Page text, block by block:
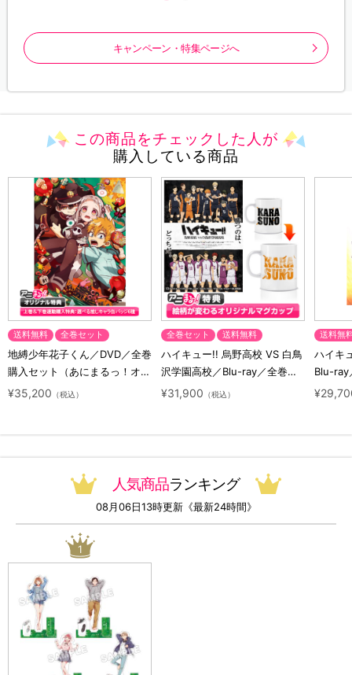
キャンペーン・特集ページへ
この商品をチェックした人が
購入している商品
送料無料 全巻セット
地縛少年花子くん／DVD／全巻
購入セット（あにまるっ！オリ
ジナル特典付き・送料無料）
¥35,200 （税込）
全巻セット 送料無料
ハイキュー!! 烏野高校 VS 白鳥
沢学園高校／Blu-ray／全巻セ
ット（初回生産限定・アニまる
¥31,900 （税込）
送料無
ハイキ
Blu-ray
ト（初
人気商品ランキング
08月06日13時更新《最新24時間》
1